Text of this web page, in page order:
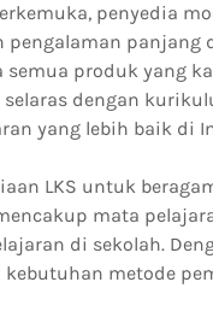
penyedia
pengalaman panjang
produk yang
dengan
yang lebih baik di
LKS untuk
mata
di sekolah.
metode